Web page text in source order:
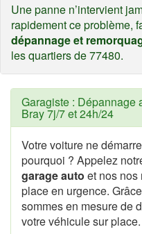
Une panne n’intervient
rapidement ce problème,
dépannage et
les quartiers de 77480.
Garagiste : Dépannage
Bray 7j/7 et 24h/24
Votre voiture ne
pourquoi ? Appelez
garage auto et nos nos
place en urgence.
sommes en mesure de
votre véhicule sur place.